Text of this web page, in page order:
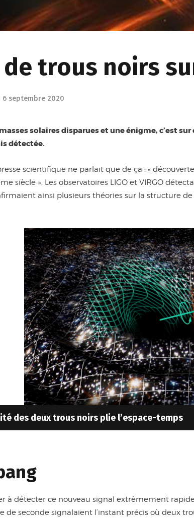
de trous noirs
6 septembre 2020
solaires disparues et une énigme, c’est
détectée.
scientifique ne parlait que de ça : «
siècle ». Les observatoires LIGO et VIRGO
ainsi plusieurs théories sur la structure
des deux trous noirs plie l’espace-temps
à détecter ce nouveau signal extrêmement
de seconde signalaient l’instant précis où deux